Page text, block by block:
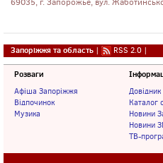
Запоріжжя та область | RSS 2.0 |
Розваги
Афіша Запоріжжя
Відпочинок
Музика
Каталог
Новини
Новини
ТВ-